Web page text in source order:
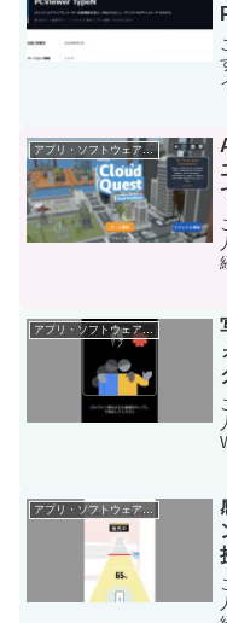
アプリ・ソフトウェア・サービス
アプリ・ソフトウェア・サービス